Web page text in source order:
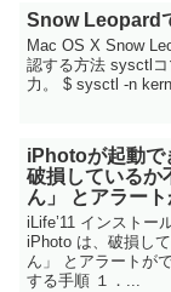
Snow Leopard
Mac OS X Snow
認する方法 sysctl
力。 $ sysctl -n
iPhotoが起動で
破損しているか
ん」 とアラー
iLife’11 インストー
iPhoto は、破損し
ん」 とアラートが
する手順 １．...